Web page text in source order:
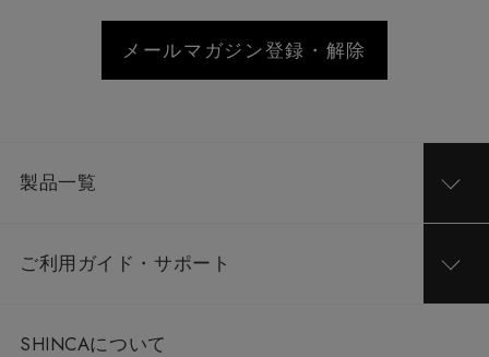
メールマガジン登録・解除
製品一覧
ご利用ガイド・サポート
SHINCAについて